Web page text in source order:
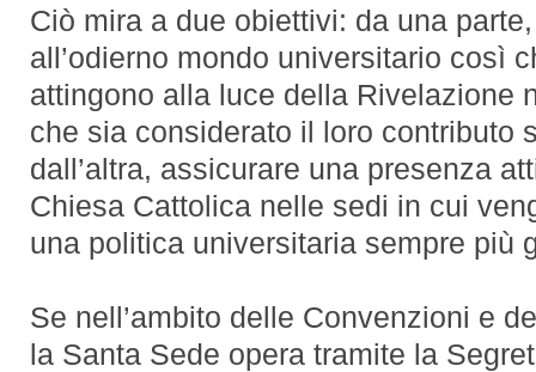
Ciò mira a due obiettivi: da una
all’odierno mondo universitario così
attingono alla luce della Rivelazione
che sia considerato il loro contributo
dall’altra, assicurare una presenza
Chiesa Cattolica nelle sedi in cui
una politica universitaria sempre più
Se nell’ambito delle Convenzioni e
la Santa Sede opera tramite la